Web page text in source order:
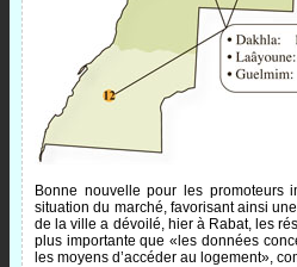
Bonne nouvelle pour les promoteurs
situation du marché, favorisant ainsi
de la ville a dévoilé, hier à Rabat, les
plus importante que «les données
les moyens d’accéder au logement»,